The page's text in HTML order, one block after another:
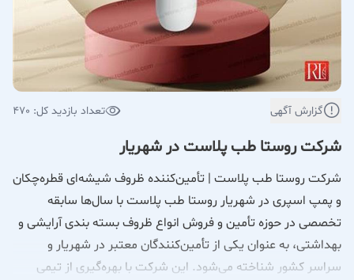
گزارش آگهی تعداد بازدید کل: 470
شرکت روستا طب پلاست در شهریار
شرکت روستا طب پلاست | تأمین‌کننده ظروف شیشه‌ای قطره‌چکان
و پمپ اسپری در شهریار روستا طب پلاست با سال‌ها سابقه
تخصصی در حوزه تأمین و فروش انواع ظروف بسته‌ بندی آرایشی و
بهداشتی، به عنوان یکی از تأمین‌کنندگان معتبر در شهریار و
سراسر کشور شناخته می‌شود. این شرکت با بهره‌گیری از تیمی